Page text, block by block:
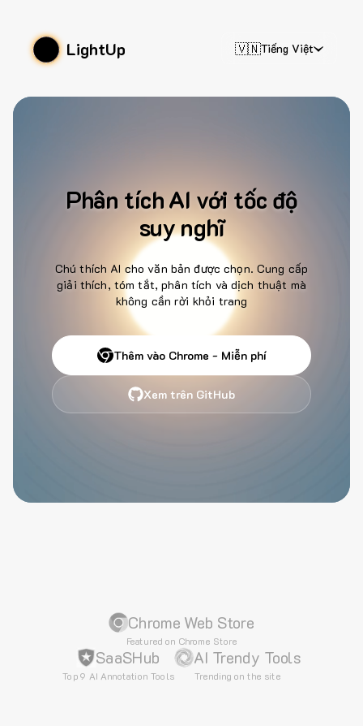
LightUp 🇻🇳Tiếng Việt
Phân tích AI với tốc độ
suy nghĩ
Chú thích AI cho văn bản được chọn. Cung cấp
giải thích, tóm tắt, phân tích và dịch thuật mà
không cần rời khỏi trang
Thêm vào Chrome - Miễn phí
Xem trên GitHub
Chrome Web Store
Featured on Chrome Store
SaaSHub
Top 9 AI Annotation Tools
AI Trendy Tools
Trending on the site